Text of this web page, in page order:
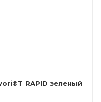
RAPID зеленый